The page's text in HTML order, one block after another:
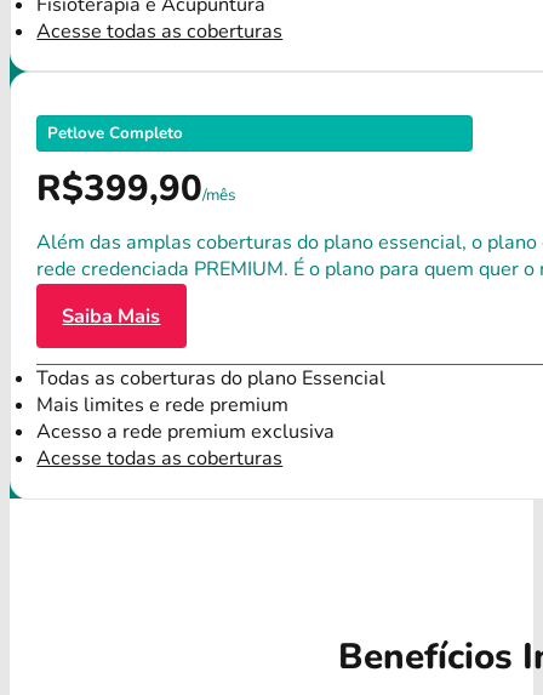
Acesse todas as coberturas
Petlove Completo
R$399,90/mês
Além das amplas coberturas do plano essencial, o
rede credenciada PREMIUM. É o plano para quem quer
Saiba Mais
Todas as coberturas do plano Essencial
Mais limites e rede premium
Acesso a rede premium exclusiva
Acesse todas as coberturas
Benefícios